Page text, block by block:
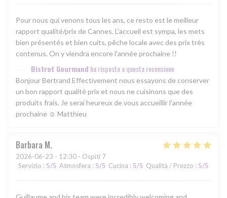
Pour nous qui venons tous les ans, ce resto est le meilleur
rapport qualité/prix de Cannes. L'accueil est sympa, les mets
bien présentés et bien cuits, pêche locale avec des prix très
contenus. On y viendra encore l'année prochaine !!
Bistrot Gourmand ha risposto a questa recensione
Bonjour Bertrand Effectivement nous essayons de conserver
un bon rapport qualité prix et nous ne cuisinons que des
produits frais. Je serai heureux de vous accueillir l'année
prochaine ☺ Matthieu
Barbara M
2026-06-23 - 12:30 - Ospiti 7
Servizio : 5/5 Atmosfera : 5/5 Cucina : 5/5 Qualità / Prezzo : 5/5